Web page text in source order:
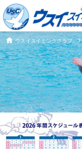
ウスイスイミングクラブ